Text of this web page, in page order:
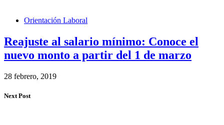
Orientación Laboral
Reajuste al salario mínimo: Conoce el
nuevo monto a partir del 1 de marzo
28 febrero, 2019
Next Post